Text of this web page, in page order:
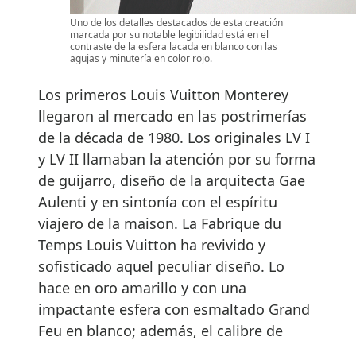
Uno de los detalles destacados de esta creación
marcada por su notable legibilidad está en el
contraste de la esfera lacada en blanco con las
agujas y minutería en color rojo.
Los primeros Louis Vuitton Monterey
llegaron al mercado en las postrimerías
de la década de 1980. Los originales LV I
y LV II llamaban la atención por su forma
de guijarro, diseño de la arquitecta Gae
Aulenti y en sintonía con el espíritu
viajero de la maison. La Fabrique du
Temps Louis Vuitton ha revivido y
sofisticado aquel peculiar diseño. Lo
hace en oro amarillo y con una
impactante esfera con esmaltado Grand
Feu en blanco; además, el calibre de